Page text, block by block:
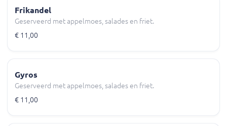
Frikandel
Geserveerd met appelmoes, salades en friet.
€ 11,00
Gyros
Geserveerd met appelmoes, salades en friet.
€ 11,00